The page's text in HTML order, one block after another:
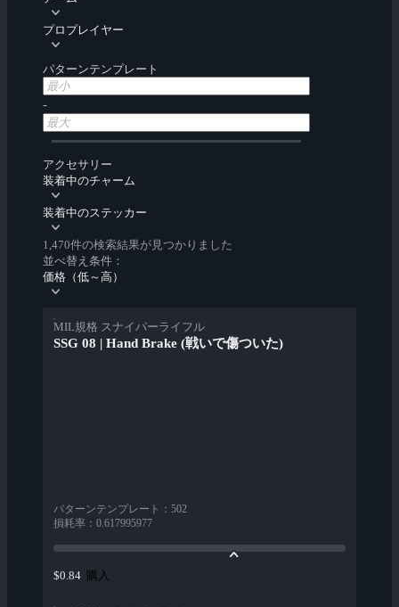
プロプレイヤー
パターンテンプレート
-
アクセサリー
装着中のチャーム
装着中のステッカー
1,470件の検索結果が見つかりました
並べ替え条件：
価格（低～高）
MIL規格 スナイパーライフル
SSG 08 | Hand Brake (戦いで傷ついた)
パターンテンプレート ： 502
損耗率 ： 0.617995977
$0.84 購入